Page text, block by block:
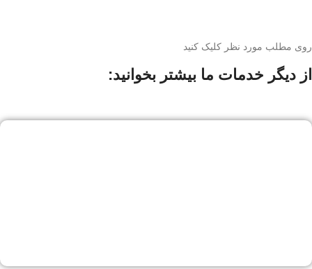
روی مطلب مورد نظر کلیک کنید
از دیگر خدمات ما بیشتر بخوانید: